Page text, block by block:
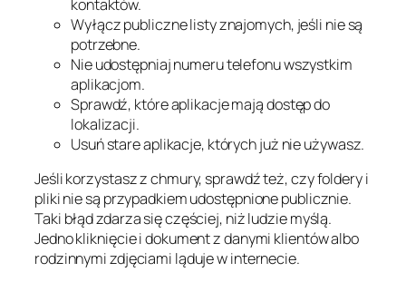
kontaktów.
Wyłącz publiczne listy znajomych, jeśli nie są
potrzebne.
Nie udostępniaj numeru telefonu wszystkim
aplikacjom.
Sprawdź, które aplikacje mają dostęp do
lokalizacji.
Usuń stare aplikacje, których już nie używasz.
Jeśli korzystasz z chmury, sprawdź też, czy foldery i
pliki nie są przypadkiem udostępnione publicznie.
Taki błąd zdarza się częściej, niż ludzie myślą.
Jedno kliknięcie i dokument z danymi klientów albo
rodzinnymi zdjęciami ląduje w internecie.